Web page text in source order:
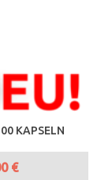
KAPSELN
€